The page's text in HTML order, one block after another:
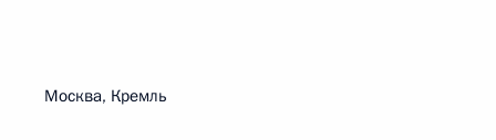
Москва, Кремль